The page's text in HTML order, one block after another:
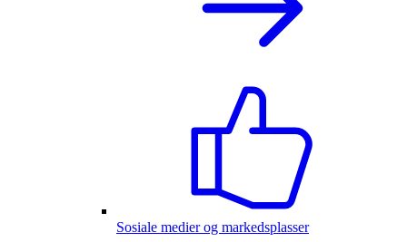
Sosiale medier og markedsplasser